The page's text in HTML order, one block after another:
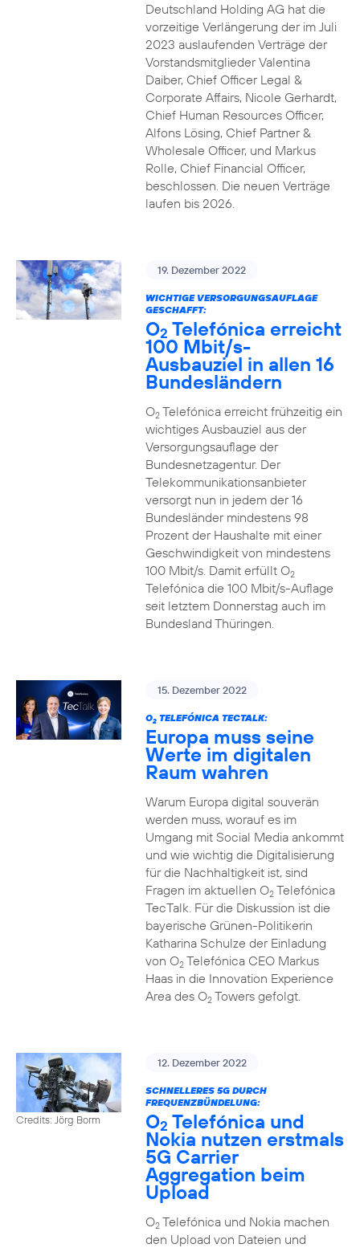
Deutschland Holding AG hat die
vorzeitige Verlängerung der im Juli
2023 auslaufenden Verträge der
Vorstandsmitglieder Valentina
Daiber, Chief Officer Legal &
Corporate Affairs, Nicole Gerhardt,
Chief Human Resources Officer,
Alfons Lösing, Chief Partner &
Wholesale Officer, und Markus
Rolle, Chief Financial Officer,
beschlossen. Die neuen Verträge
laufen bis 2026.
19. Dezember 2022
WICHTIGE VERSORGUNGSAUFLAGE
GESCHAFFT:
O2 Telefónica erreicht
100 Mbit/s-
Ausbauziel in allen 16
Bundesländern
O2Telefónica erreicht frühzeitig ein
wichtiges Ausbauziel aus der
Versorgungsauflage der
Bundesnetzagentur. Der
Telekommunikationsanbieter
versorgt nun in jedem der 16
Bundesländer mindestens 98
Prozent der Haushalte mit einer
Geschwindigkeit von mindestens
100 Mbit/s. Damit erfüllt O2
Telefónica die 100 Mbit/s-Auflage
seit letztem Donnerstag auch im
Bundesland Thüringen.
15. Dezember 2022
O2TELEFÓNICA TECTALK:
Europa muss seine
Werte im digitalen
Raum wahren
Warum Europa digital souverän
werden muss, worauf es im
Umgang mit Social Media ankommt
und wie wichtig die Digitalisierung
für die Nachhaltigkeit ist, sind
Fragen im aktuellen O2Telefónica
TecTalk. Für die Diskussion ist die
bayerische Grünen-Politikerin
Katharina Schulze der Einladung
von O2Telefónica CEO Markus
Haas in die Innovation Experience
Area des O2Towers gefolgt.
Credits: Jörg Borm
12. Dezember 2022
SCHNELLERES 5G DURCH
FREQUENZBÜNDELUNG:
O2 Telefónica und
Nokia nutzen erstmals
5G Carrier
Aggregation beim
Upload
O2Telefónica und Nokia machen
den Upload von Dateien und